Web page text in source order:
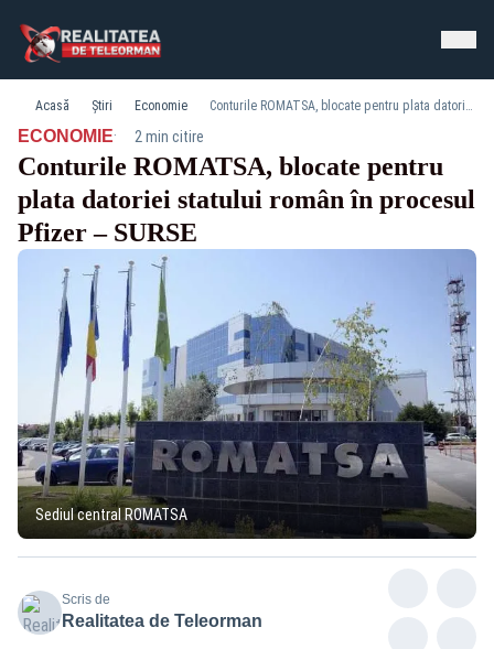
Acasă Știri Economie Conturile ROMATSA, blocate pentru plata datoriei statului român în procesul Pfizer – SURSE
ECONOMIE· 2 min citire
Conturile ROMATSA, blocate pentru
plata datoriei statului român în procesul
Pfizer – SURSE
Sediul central ROMATSA
Scris de
Realitatea de Teleorman